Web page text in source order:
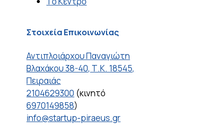
Στοιχεία Επικοινωνίας
Αντιπλοιάρχου Παναγιώτη
Βλαχάκου 38-40, Τ.Κ. 18545,
Πειραιάς
2104629300 (κινητό
6970149858)
info@startup-piraeus.gr